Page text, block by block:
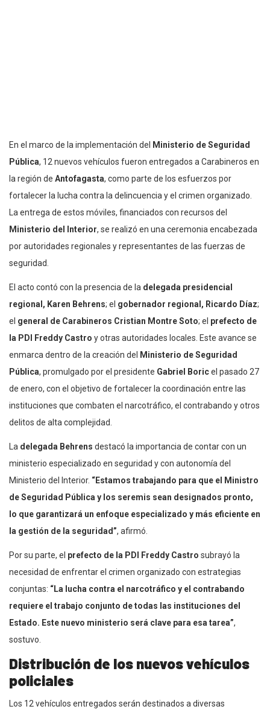
En el marco de la implementación del Ministerio de Seguridad
Pública, 12 nuevos vehículos fueron entregados a Carabineros en
la región de Antofagasta, como parte de los esfuerzos por
fortalecer la lucha contra la delincuencia y el crimen organizado.
La entrega de estos móviles, financiados con recursos del
Ministerio del Interior, se realizó en una ceremonia encabezada
por autoridades regionales y representantes de las fuerzas de
seguridad.
El acto contó con la presencia de la delegada presidencial
regional, Karen Behrens; el gobernador regional, Ricardo Díaz;
el general de Carabineros Cristian Montre Soto; el prefecto de
la PDI Freddy Castro y otras autoridades locales. Este avance se
enmarca dentro de la creación del Ministerio de Seguridad
Pública, promulgado por el presidente Gabriel Boricel pasado 27
de enero, con el objetivo de fortalecer la coordinación entre las
instituciones que combaten el narcotráfico, el contrabando y otros
delitos de alta complejidad.
La delegada Behrens destacó la importancia de contar con un
ministerio especializado en seguridad y con autonomía del
Ministerio del Interior. “Estamos trabajando para que el Ministro
de Seguridad Pública y los seremis sean designados pronto,
lo que garantizará un enfoque especializado y más eficiente en
la gestión de la seguridad”, afirmó.
Por su parte, el prefecto de la PDI Freddy Castro subrayó la
necesidad de enfrentar el crimen organizado con estrategias
conjuntas: “La lucha contra el narcotráfico y el contrabando
requiere el trabajo conjunto de todas las instituciones del
Estado. Este nuevo ministerio será clave para esa tarea”,
sostuvo.
Distribución de los nuevos vehículos
policiales
Los 12 vehículos entregados serán destinados a diversas